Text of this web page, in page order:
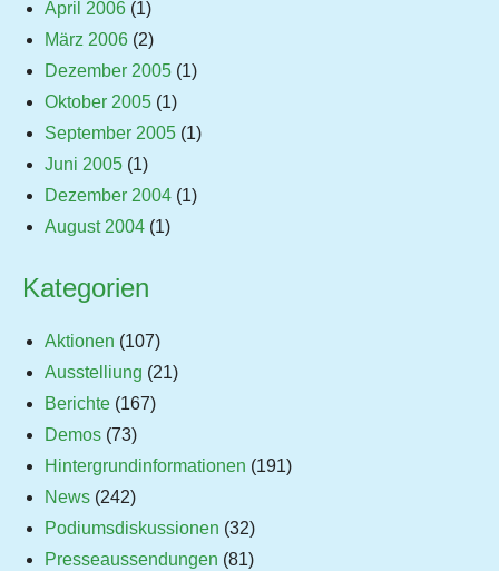
April 2006 (1)
März 2006 (2)
Dezember 2005 (1)
Oktober 2005 (1)
September 2005 (1)
Juni 2005 (1)
Dezember 2004 (1)
August 2004 (1)
Kategorien
Aktionen (107)
Ausstelliung (21)
Berichte (167)
Demos (73)
Hintergrundinformationen (191)
News (242)
Podiumsdiskussionen (32)
Presseaussendungen (81)